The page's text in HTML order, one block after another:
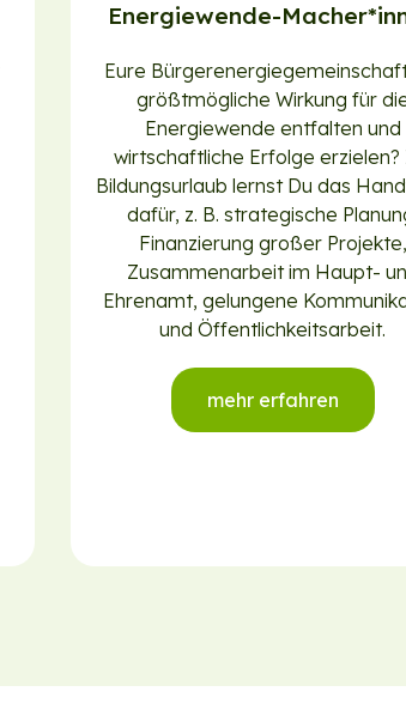
Energiewende-
Eure
größtmögliche Wirkung für
Energiewende entfalten und
wirtschaftliche Erfolge erzielen?
Bildungsurlaub lernst Du das
dafür, z. B. strategische
Finanzierung großer Projekte,
Zusammenarbeit im Haupt-
Ehrenamt, gelungene
und Öffentlichkeitsarbeit.
mehr erfahren